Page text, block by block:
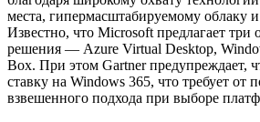
места, гипермасштабируемому облаку
Известно, что Microsoft предлагает три
решения — Azure Virtual Desktop,
Box. При этом Gartner предупреждает,
ставку на Windows 365, что требует от
взвешенного подхода при выборе